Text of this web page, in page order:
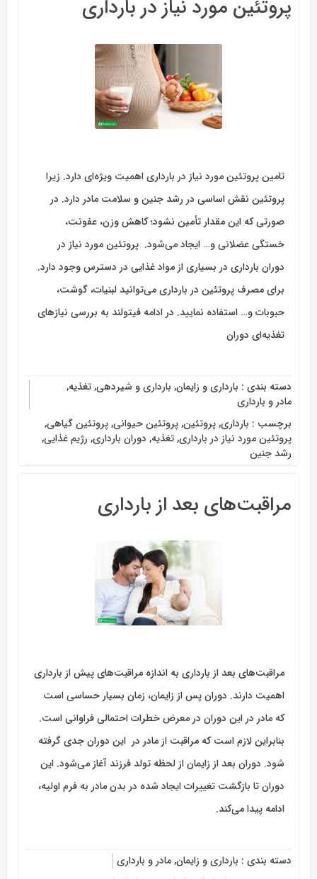
پروتئین مورد نیاز در بارداری
تامین پروتئین مورد نیاز در بارداری اهمیت ویژه‌ای دارد. زیرا
پروتئین نقش اساسی در رشد جنین و سلامت مادر دارد. در
صورتی که این مقدار تأمین نشود؛ کاهش وزن، عفونت،
خستگی عضلانی و… ایجاد می‌شود. پروتئین مورد نیاز در
دوران بارداری در بسیاری از مواد غذایی در دسترس وجود دارد.
برای مصرف پروتئین در بارداری می‌توانید لبنیات، گوشت،
حبوبات و… استفاده نمایید. در ادامه فیتولند به بررسی نیازهای
تغذیه‌ای دوران
دسته بندی : بارداری و زایمان, بارداری و شیردهی,تغذیه,
مادر و بارداری
برچسب : بارداری,پروتئین,پروتئین حیوانی,پروتئین گیاهی,
پروتئین مورد نیاز در بارداری,تغذیه, دوران بارداری, رژیم غذایی,
رشد جنین
مراقبت‌های بعد از بارداری
مراقبت‌های بعد از بارداری به اندازه مراقبت‌های پیش از بارداری
اهمیت دارند. دوران پس از زایمان، زمان بسیار حساسی است
که مادر در این دوران در معرض خطرات احتمالی فراوانی است.
بنابراین لازم است که مراقبت از مادر در این دوران جدی گرفته
شود. دوران بعد از زایمان از لحظه تولد فرزند آغاز می‌شود. این
دوران تا بازگشت تغییرات ایجاد شده در بدن مادر به فرم اولیه،
ادامه پیدا می‌کند.
دسته بندی : بارداری و زایمان,مادر و بارداری